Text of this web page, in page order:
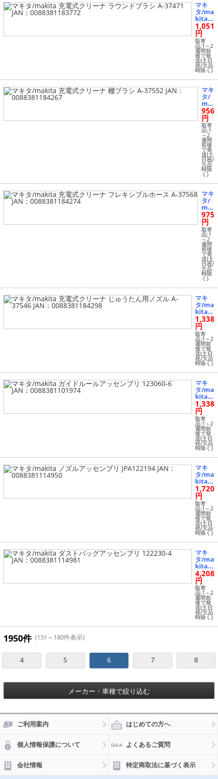
マキ
タ/ma
kita
充電式
クリー
ナ ラ
ウンド
ブラシ
A-374
71 JA
N：00
88381
18377
1,051
円
取寄
品:1～2
週間前
後で発
送(土日
祝/欠品
時除く)
マキ
タ/
ma
kita
充電
式ク
リー
ナ
棚ブ
ラシ
A-37
552
JA
N：
008
838
118
426
7
956
円
取寄
品:1
～2
週間
前後
で発
送(土
日祝/
欠品
時除
く)
マキ
タ/
ma
kita
充電
式ク
リー
ナ
フレ
キシ
ブル
ホー
ス A
-375
68 J
A
N：
008
838
118
427
4
975
円
取寄
品:1
～2
週間
前後
で発
送(土
日祝/
欠品
時除
く)
マキ
タ/ma
kita
充電式
クリー
ナ じ
ゅうた
ん用ノ
ズル A
-37546
JAN：
00883
81184
298
1,338
円
取寄
品:1～2
週間前
後で発
送(土日
祝/欠品
時除く)
マキ
タ/ma
kita
ガイド
ルール
アッセ
ンブリ
12306
0-6 JA
N：00
88381
10197
4
1,338
円
取寄
品:1～2
週間前
後で発
送(土日
祝/欠品
時除く)
マキ
タ/ma
kita
ノズル
アッセ
ンブリ
JPA12
2194 J
AN：0
08838
11149
50
1,720
円
取寄
品:1～2
週間前
後で発
送(土日
祝/欠品
時除く)
マキ
タ/ma
kita
ダスト
バッグ
アッセ
ンブリ
12223
0-4 JA
N：00
88381
11498
4,208
円
取寄
品:1～2
週間前
後で発
送(土日
祝/欠品
時除く)
1950件 (151～180件表示)
4 5 6 7 8
メーカー・車種で絞り込む
ご利用案内 はじめての方へ
個人情報保護について よくあるご質問
会社情報 特定商取法に基づく表示